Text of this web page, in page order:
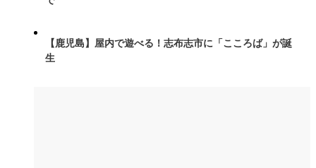
【鹿児島】屋内で遊べる！志布志市に「こころば」が誕
生